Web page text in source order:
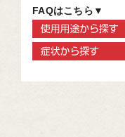
FAQはこちら▼